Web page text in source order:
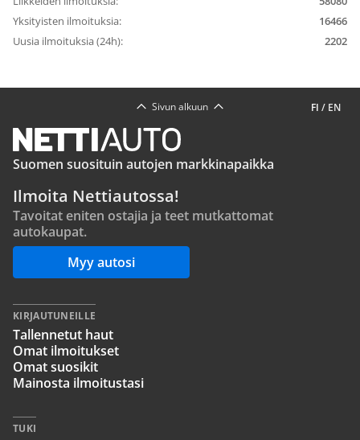
Yksityisten ilmoituksia:
16466
Uusia ilmoituksia (24h):
2202
FI / EN
Sivun alkuun
Suomen suosituin autojen markkinapaikka
Ilmoita Nettiautossa!
Tavoitat eniten ostajia ja teet mutkattomat
autokaupat.
Myy autosi
KIRJAUTUNEILLE
Tallennetut haut
Omat ilmoitukset
Omat suosikit
Mainosta ilmoitustasi
TUKI